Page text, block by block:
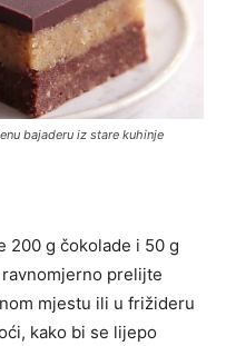
bajaderu iz stare kuhinje
200 g čokolade i 50 g
prelijte
mjestu ili u frižideru
kako bi se lijepo